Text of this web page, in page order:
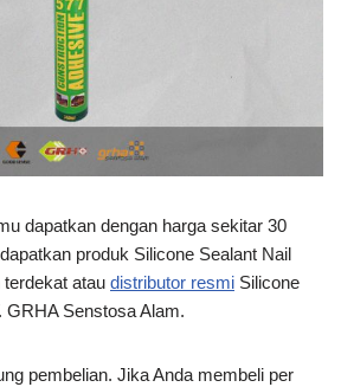
dapatkan dengan harga sekitar 30
produk Silicone Sealant Nail
terdekat atau distributor resmi Silicone
GRHA Senstosa Alam.
pembelian. Jika Anda membeli per